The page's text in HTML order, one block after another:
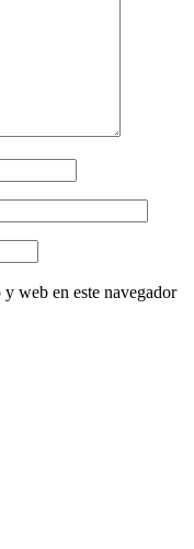
web en este navegador